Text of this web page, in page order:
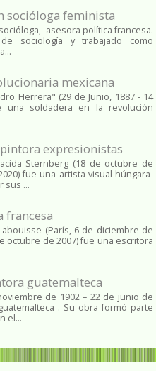
socióloga feminista
asesora política francesa.
sociología y trabajado como
mexicana
Herrera" (29 de Junio, 1887 - 14
una soldadera en la revolución
expresionistas
Sternberg (18 de octubre de
fue una artista visual húngara-
sus ...
francesa
(París, 6 de diciembre de
octubre de 2007) fue una escritora
guatemalteca
de 1902 – 22 de junio de
. Su obra formó parte
el...